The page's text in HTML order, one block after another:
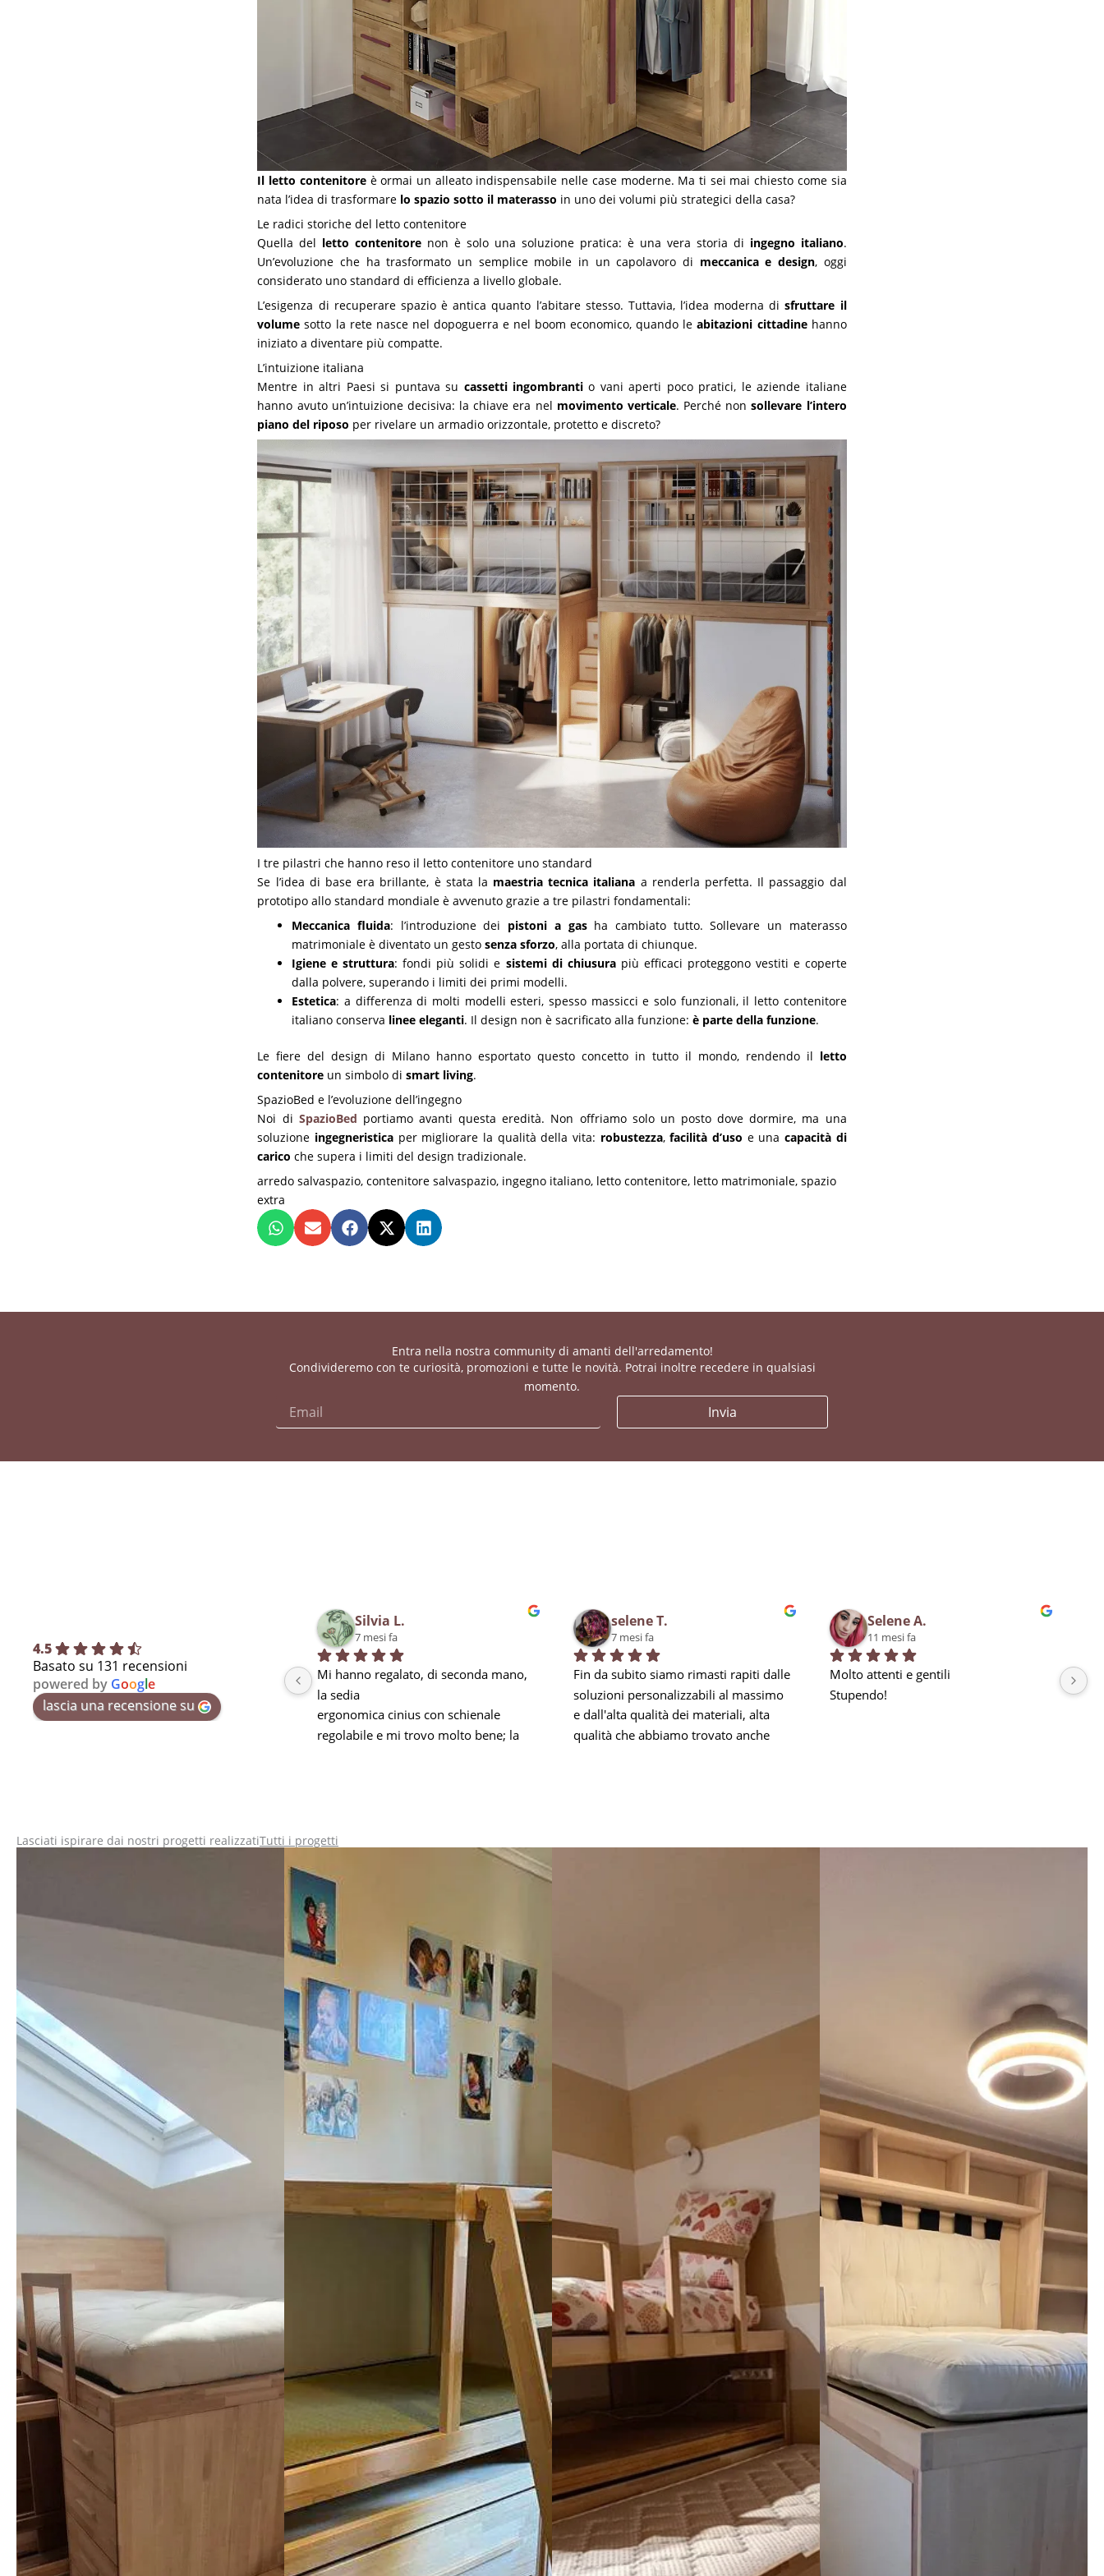
Il letto contenitoreè ormai un alleato indispensabile nelle case moderne. Ma ti sei mai chiesto come sia
nata l’idea di trasformare lo spazio sotto il materasso in uno dei volumi più strategici della casa?
Le radici storiche del letto contenitore
Quella del letto contenitore non è solo una soluzione pratica: è una vera storia di ingegno italiano.
Un’evoluzione che ha trasformato un semplice mobile in un capolavoro di meccanica e design, oggi
considerato uno standard di efficienza a livello globale.
L’esigenza di recuperare spazio è antica quanto l’abitare stesso. Tuttavia, l’idea moderna disfruttare il
volume sotto la rete nasce nel dopoguerra e nel boom economico, quando leabitazioni cittadinehanno
iniziato a diventare più compatte.
L’intuizione italiana
Mentre in altri Paesi si puntava su cassetti ingombranti o vani aperti poco pratici, le aziende italiane
hanno avuto un’intuizione decisiva: la chiave era nel movimento verticale. Perché nonsollevare l’intero
piano del riposo per rivelare un armadio orizzontale, protetto e discreto?
I tre pilastri che hanno reso il letto contenitore uno standard
Se l’idea di base era brillante, è stata la maestria tecnica italiana a renderla perfetta. Il passaggio dal
prototipo allo standard mondiale è avvenuto grazie a tre pilastri fondamentali:
Meccanica fluida: l’introduzione dei pistoni a gasha cambiato tutto. Sollevare un materasso
matrimoniale è diventato un gestosenza sforzo, alla portata di chiunque.
Igiene e struttura: fondi più solidi e sistemi di chiusurapiù efficaci proteggono vestiti e coperte
dalla polvere, superando i limiti dei primi modelli.
Estetica: a differenza di molti modelli esteri, spesso massicci e solo funzionali, il letto contenitore
italiano conserva linee eleganti. Il design non è sacrificato alla funzione:è parte della funzione.
Le fiere del design di Milano hanno esportato questo concetto in tutto il mondo, rendendo il letto
contenitore un simbolo dismart living.
SpazioBed e l’evoluzione dell’ingegno
Noi di SpazioBed portiamo avanti questa eredità. Non offriamo solo un posto dove dormire, ma una
soluzione ingegneristica per migliorare la qualità della vita: robustezza,facilità d’uso e una capacità di
carico che supera i limiti del design tradizionale.
arredo salvaspazio,contenitore salvaspazio, ingegno italiano, letto contenitore, letto matrimoniale,spazio
extra
Entra nella nostra community di amanti dell'arredamento!
Condivideremo con te curiosità, promozioni e tutte le novità. Potrai inoltre recedere in qualsiasi
momento.
Invia
4.5
Basato su 131 recensioni
powered by Google
lascia una recensione su
Silvia L.
7 mesi fa
Mi hanno regalato, di seconda mano,
la sedia
ergonomica cinius con schienale
regolabile e mi trovo molto bene; la
utilizzarla per 8 ore lavorative. Inoltre
mi mancava una vite, smarrita col
tempo, ed il servizio clienti mi ha
problemi, così ho anche i ricambi. È
un'ottima azienda. Grazie
selene T.
7 mesi fa
Fin da subito siamo rimasti rapiti dalle
soluzioni personalizzabili al massimo
e dall'alta qualità dei materiali, alta
qualità che abbiamo trovato anche
Selene A.
11 mesi fa
Molto attenti e gentili
Stupendo!
Lasciati ispirare dai nostri progetti realizzatiTutti i progetti